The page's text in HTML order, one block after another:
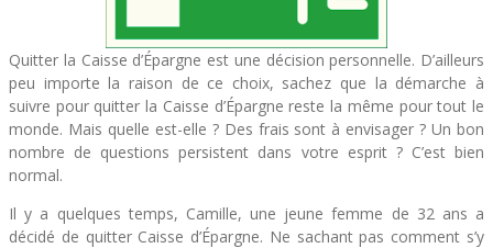
Quitter la Caisse d’Épargne est une décision personnelle. D’ailleurs
peu importe la raison de ce choix, sachez que la démarche à
suivre pour quitter la Caisse d’Épargne reste la même pour tout le
monde. Mais quelle est-elle ? Des frais sont à envisager ? Un bon
nombre de questions persistent dans votre esprit ? C’est bien
normal.
Il y a quelques temps, Camille, une jeune femme de 32 ans a
décidé de quitter Caisse d’Épargne. Ne sachant pas comment s’y